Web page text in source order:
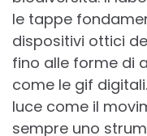
le tappe
dispositivi ottici
fino alle forme di
come le gif
luce come il
sempre uno